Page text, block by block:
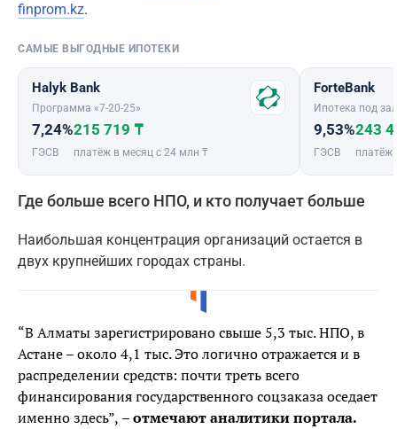
finprom.kz.
САМЫЕ ВЫГОДНЫЕ ИПОТЕКИ
Halyk Bank
Программа «7-20-25»
7,24%
ГЭСВ
215 719 ₸
платёж в месяц с 24 млн ₸
ForteBank
Ипотека под
9,53%
ГЭСВ
243
платёж
Где больше всего НПО, и кто получает больше
Наибольшая концентрация организаций остается в
двух крупнейших городах страны.
“В Алматы зарегистрировано свыше 5,3 тыс. НПО, в
Астане – около 4,1 тыс. Это логично отражается и в
распределении средств: почти треть всего
финансирования государственного соцзаказа оседает
именно здесь”, – отмечают аналитики портала.